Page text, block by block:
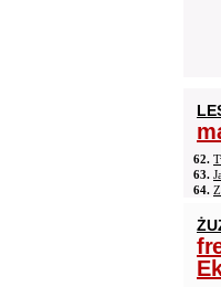
62.
63.
64.